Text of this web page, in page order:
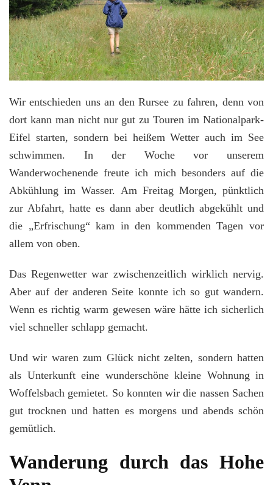
Wir entschieden uns an den Rursee zu fahren, denn von
dort kann man nicht nur gut zu Touren im Nationalpark-
Eifel starten, sondern bei heißem Wetter auch im See
schwimmen. In der Woche vor unserem
Wanderwochenende freute ich mich besonders auf die
Abkühlung im Wasser. Am Freitag Morgen, pünktlich
zur Abfahrt, hatte es dann aber deutlich abgekühlt und
die „Erfrischung“ kam in den kommenden Tagen vor
allem von oben.
Das Regenwetter war zwischenzeitlich wirklich nervig.
Aber auf der anderen Seite konnte ich so gut wandern.
Wenn es richtig warm gewesen wäre hätte ich sicherlich
viel schneller schlapp gemacht.
Und wir waren zum Glück nicht zelten, sondern hatten
als Unterkunft eine wunderschöne kleine Wohnung in
Woffelsbach gemietet. So konnten wir die nassen Sachen
gut trocknen und hatten es morgens und abends schön
gemütlich.
Wanderung durch das Hohe